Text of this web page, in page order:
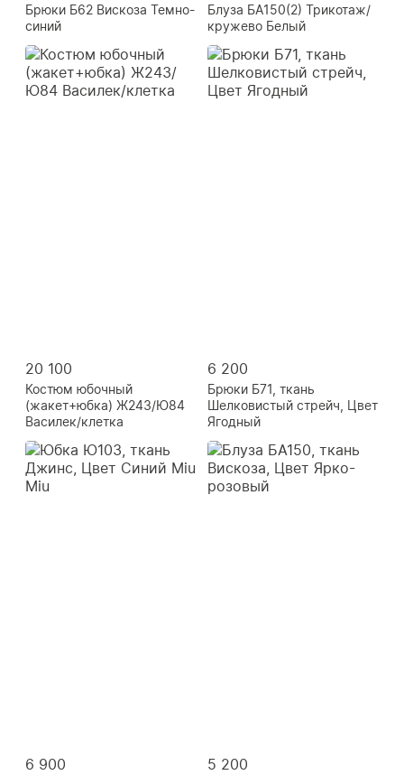
Брюки Б62 Вискоза Темно-
синий
Блуза БА150(2) Трикотаж/
кружево Белый
20 100
Костюм юбочный
(жакет+юбка) Ж243/Ю84
Василек/клетка
6 200
Брюки Б71, ткань
Шелковистый стрейч, Цвет
Ягодный
6 900 5 200